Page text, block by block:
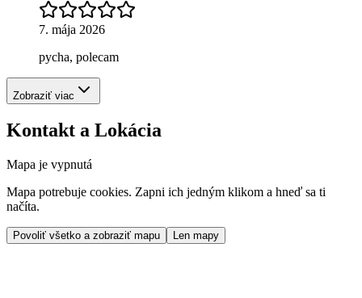
7. mája 2026
pycha, polecam
Zobraziť viac
Kontakt a Lokácia
Mapa je vypnutá
Mapa potrebuje cookies. Zapni ich jedným klikom a hneď sa ti
načíta.
Povoliť všetko a zobraziť mapu Len mapy